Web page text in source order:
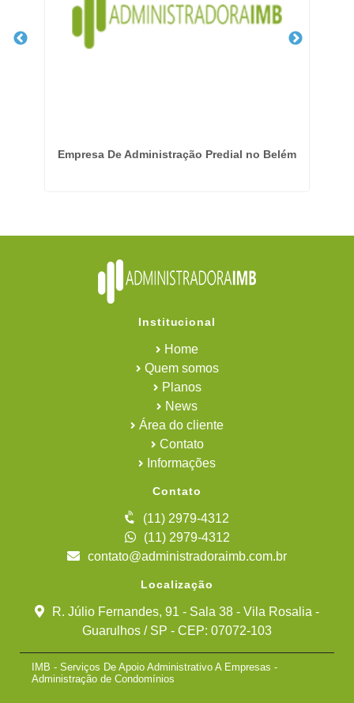
Empresa De Administração Predial no Belém
Institucional
Home
Quem somos
Planos
News
Área do cliente
Contato
Informações
Contato
(11) 2979-4312
(11) 2979-4312
contato@administradoraimb.com.br
Localização
R. Júlio Fernandes, 91 - Sala 38 - Vila Rosalia -
Guarulhos / SP - CEP: 07072-103
IMB - Serviços De Apoio Administrativo A Empresas -
Administração de Condomínios